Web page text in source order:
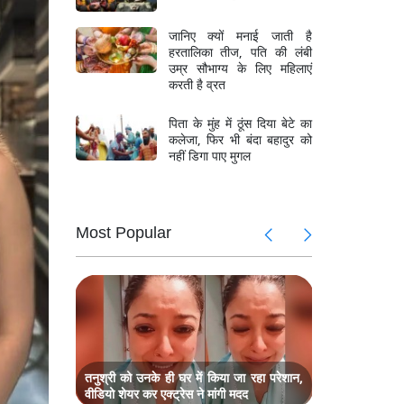
जानिए क्यों मनाई जाती है
हरतालिका तीज, पति की लंबी
उम्र सौभाग्य के लिए महिलाएं
करती है व्रत
पिता के मुंह में ठूंस दिया बेटे का
कलेजा, फिर भी बंदा बहादुर को
नहीं डिगा पाए मुगल
Most Popular
के
हुए
और
तनुश्री को उनके ही घर में किया जा रहा परेशान,
वीडियो शेयर कर एक्ट्रेस ने मांगी मदद